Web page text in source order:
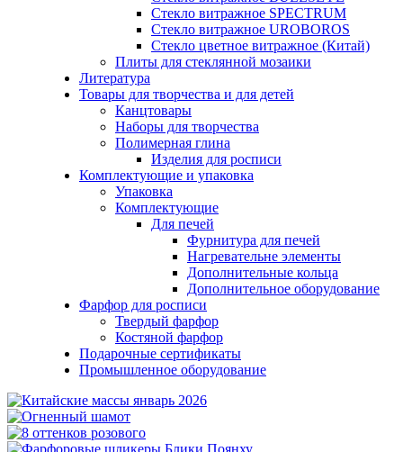
Стекло витражное SPECTRUM
Стекло витражное UROBOROS
Стекло цветное витражное (Китай)
Плиты для стеклянной мозаики
Литература
Товары для творчества и для детей
Канцтовары
Наборы для творчества
Полимерная глина
Изделия для росписи
Комплектующие и упаковка
Упаковка
Комплектующие
Для печей
Фурнитура для печей
Нагревательне элементы
Дополнительные кольца
Дополнительное оборудование
Фарфор для росписи
Твердый фарфор
Костяной фарфор
Подарочные сертификаты
Промышленное оборудование